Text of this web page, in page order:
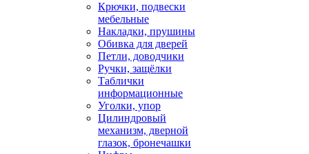
Крючки, подвески
мебельные
Накладки, прушины
Обивка для дверей
Петли, доводчики
Ручки, защёлки
Таблички
информационные
Уголки, упор
Цилиндровый
механизм, дверной
глазок, бронечашки